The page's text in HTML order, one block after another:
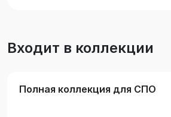
Входит в коллекции
Полная коллекция для СПО